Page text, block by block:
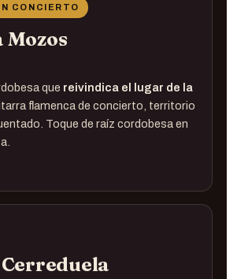
CONCIERTO
Mozos
que reivindica el lugar de la
flamenca de concierto, territorio
Toque de raíz cordobesa en
Mozos